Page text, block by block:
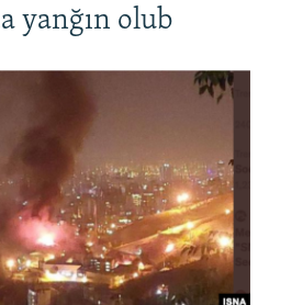
KITABXANASI
STANDARTLARIMIZ
yanğın olub